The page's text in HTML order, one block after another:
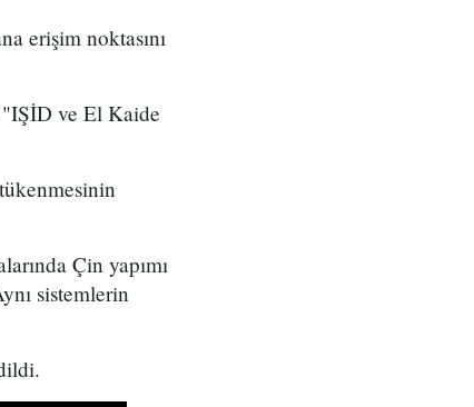
erişim noktasını
"IŞİD ve El Kaide
Çin yapımı
sistemlerin